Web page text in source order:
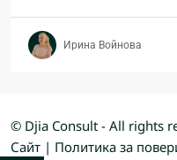
Ирина Войнова
© Djia Consult - All rights
Сайт | Политика за